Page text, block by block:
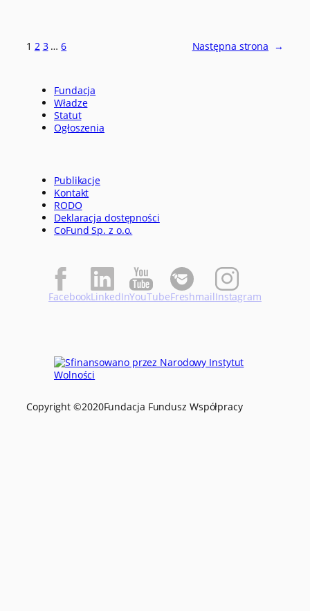
1 2 3 … 6 Następna strona →
Fundacja
Władze
Statut
Ogłoszenia
Publikacje
Kontakt
RODO
Deklaracja dostępności
CoFund Sp. z o.o.
FacebookLinkedInYouTubeFreshmailInstagram
Copyright ©2020Fundacja Fundusz Współpracy